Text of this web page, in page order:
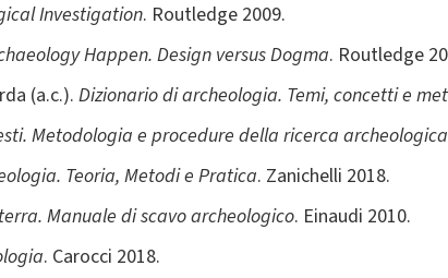
Investigation. Routledge 2009.
Happen. Design versus Dogma. Routledge
(a.c.). Dizionario di archeologia. Temi, concetti e
Metodologia e procedure della ricerca archeologica
Teoria, Metodi e Pratica. Zanichelli 2018.
Manuale di scavo archeologico. Einaudi 2010.
. Carocci 2018.